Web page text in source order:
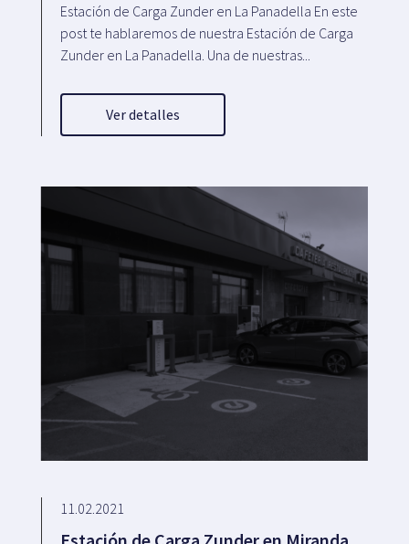
Estación de Carga Zunder en La Panadella En este
post te hablaremos de nuestra Estación de Carga
Zunder en La Panadella. Una de nuestras...
Ver detalles
11.02.2021